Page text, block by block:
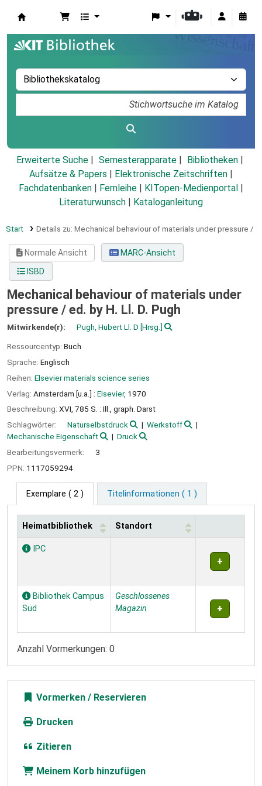
Erweiterte Suche Semesterapparate
Bibliotheken
Aufsätze & Papers
Elektronische Zeitschriften
Fachdatenbanken
Fernleihe KITopen-Medienportal
Literaturwunsch
Kataloganleitung
Start Details zu: Mechanical behaviour of materials under pressure /
Normale Ansicht
MARC-Ansicht
ISBD
Mechanical behaviour of materials under
pressure / ed. by H. Ll. D. Pugh
Mitwirkende(r): Pugh, Hubert Ll. D [Hrsg.]
Ressourcentyp: Buch
Sprache: Englisch
Reihen: Elsevier materials science series
Verlag: Amsterdam [u.a.] : Elsevier, 1970
Beschreibung: XVI, 785 S. : Ill., graph. Darst
Schlagwörter:
Naturselbstdruck
Werkstoff
Mechanische Eigenschaft
Druck
Bearbeitungsvermerk:
3
PPN: 1117059294
Exemplare ( 2 ) Titelinformationen ( 1 )
Exemplare
Heimatbibliothek Standort
IPC
Bibliothek Campus
Süd
Geschlossenes
Magazin
Anzahl Vormerkungen: 0
Vormerken
Drucken
Zitieren
Meinem Korb hinzufügen